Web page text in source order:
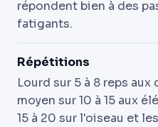
répondent bien à des
fatigants.
Répétitions
Lourd sur 5 à 8 reps
moyen sur 10 à 15 aux
15 à 20 sur l'oiseau et